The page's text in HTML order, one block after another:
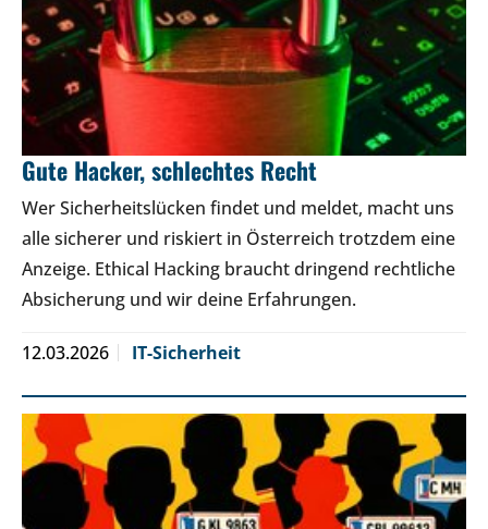
Gute Hacker, schlechtes Recht
Wer Sicherheitslücken findet und meldet, macht uns
alle sicherer und riskiert in Österreich trotzdem eine
Anzeige. Ethical Hacking braucht dringend rechtliche
Absicherung und wir deine Erfahrungen.
12.03.2026 IT-Sicherheit